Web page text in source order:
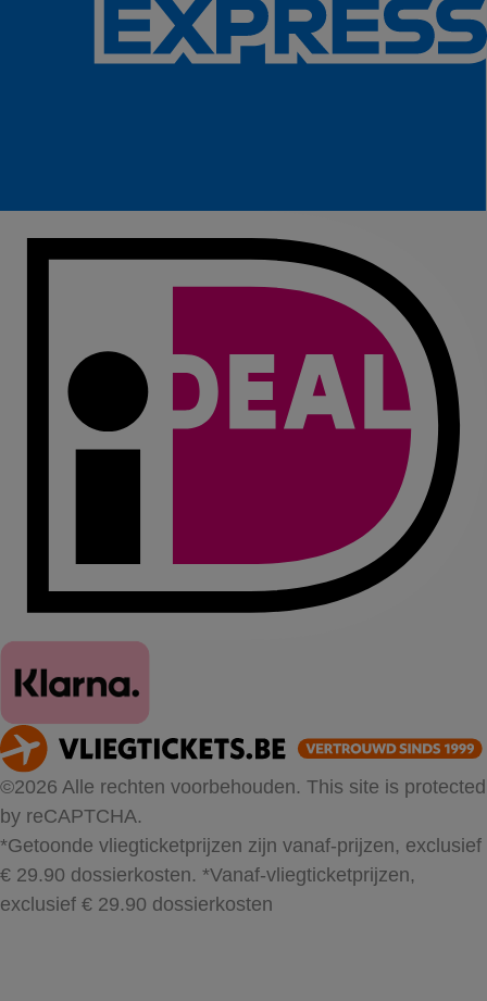
©2026 Alle rechten voorbehouden. This site is protected
by reCAPTCHA.
*Getoonde vliegticketprijzen zijn vanaf-prijzen, exclusief
€ 29.90 dossierkosten. *Vanaf-vliegticketprijzen,
exclusief € 29.90 dossierkosten